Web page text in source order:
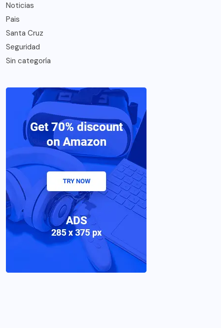
Noticias
Pais
Santa Cruz
Seguridad
Sin categoría